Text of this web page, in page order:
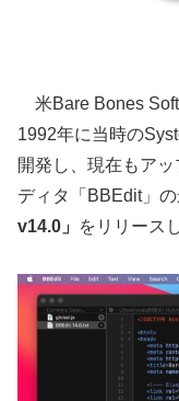
米Bare Bones
1992年に当時の
開発し、現在もア
ディタ「BBEdit」
v14.0」
をリリース